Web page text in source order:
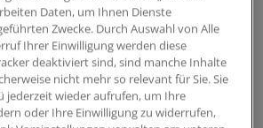
Erfolg versprechen und wie
darauf ansprechen wird.
ich mir viel von den
der
Daten, um Ihnen Dienste
Zwecke. Durch Auswahl von Alle
Ihrer Einwilligung werden diese
deaktiviert sind, sind manche Inhalte
nicht mehr so relevant für Sie. Sie
jederzeit wieder aufrufen, um Ihre
oder Ihre Einwilligung zu widerrufen,